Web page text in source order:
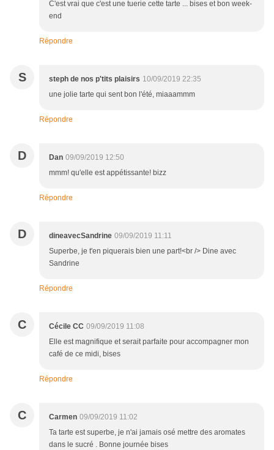
C'est vrai que c'est une tuerie cette tarte ... bises et bon week-
end
Répondre
S steph de nos p'tits plaisirs 10/09/2019 22:35
une jolie tarte qui sent bon l'été, miaaammm
Répondre
D Dan 09/09/2019 12:50
mmm! qu'elle est appétissante! bizz
Répondre
D dineavecSandrine 09/09/2019 11:11
Superbe, je t'en piquerais bien une part!<br /> Dine avec
Sandrine
Répondre
C Cécile CC 09/09/2019 11:08
Elle est magnifique et serait parfaite pour accompagner mon
café de ce midi, bises
Répondre
C Carmen 09/09/2019 11:02
Ta tarte est superbe, je n'ai jamais osé mettre des aromates
dans le sucré . Bonne journée bises